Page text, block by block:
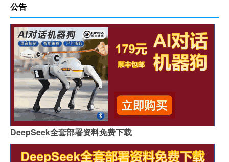
公告
DeepSeek全套部署资料免费下载